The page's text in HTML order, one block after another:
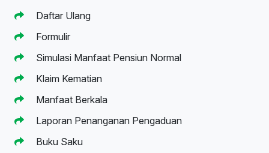
Daftar Ulang
Formulir
Simulasi Manfaat Pensiun Normal
Klaim Kematian
Manfaat Berkala
Laporan Penanganan Pengaduan
Buku Saku